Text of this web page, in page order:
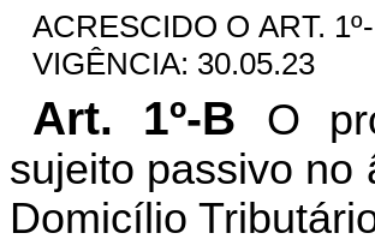
ACRESCIDO O ART.
VIGÊNCIA: 30.05.23
Art. 1º-B
O
sujeito passivo no
Domicílio